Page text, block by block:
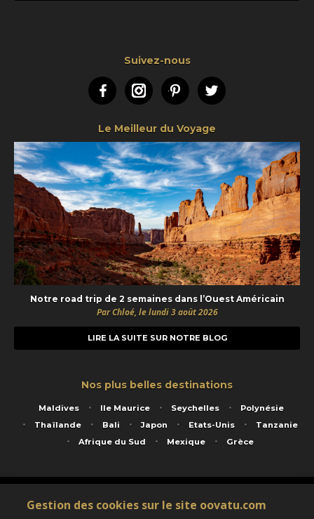
Suivez-nous
FacebookInstagramPinterestTwitter
Le Meilleur du Voyage
Notre road trip de 2 semaines dans l’Ouest Américain
Par Chloé, le lundi 3 août 2026
LIRE LA SUITE SUR NOTRE BLOG
Nos plus belles destinations
Maldives Ile Maurice Seychelles
Polynésie
Thaïlande
Bali Japon Etats-Unis
Tanzanie
Afrique du Sud
Mexique Grèce
Service animé par Nautil Voyages - 22 rue Georges Picquart 75017 Paris - S.A.S
au capital de 155 696 euros - RCS Paris B 423 671 973 - Code APE 7911Z
Gestion des cookies sur le site oovatu.com